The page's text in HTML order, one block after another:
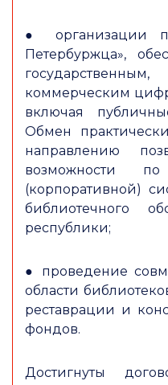
● организации
Петербуржца»,
коммерческим
включая
Обмен
направлению
возможности
(корпоративной)
библиотечного
республики;
● проведение
области
реставрации и
фондов.
Достигнуты